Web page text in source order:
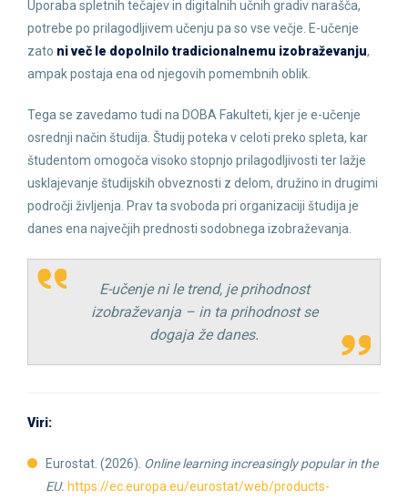
Uporaba spletnih tečajev in digitalnih učnih gradiv narašča,
potrebe po prilagodljivem učenju pa so vse večje. E-učenje
zato ni več le dopolnilo tradicionalnemu izobraževanju,
ampak postaja ena od njegovih pomembnih oblik.
Tega se zavedamo tudi na DOBA Fakulteti, kjer je e-učenje
osrednji način študija. Študij poteka v celoti preko spleta, kar
študentom omogoča visoko stopnjo prilagodljivosti ter lažje
usklajevanje študijskih obveznosti z delom, družino in drugimi
področji življenja. Prav ta svoboda pri organizaciji študija je
danes ena največjih prednosti sodobnega izobraževanja.
E-učenje ni le trend, je prihodnost
izobraževanja – in ta prihodnost se
dogaja že danes.
Viri:
Eurostat. (2026). Online learning increasingly popular in the
EU. https://ec.europa.eu/eurostat/web/products-